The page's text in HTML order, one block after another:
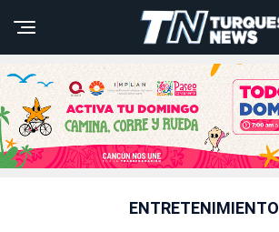
ENTRETENIMIENTO